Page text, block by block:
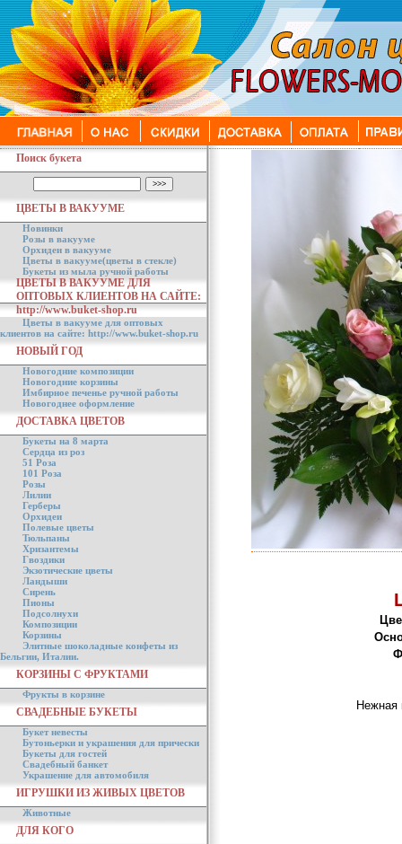
Поиск букета
ЦВЕТЫ В ВАКУУМЕ
Новинки
Розы в вакууме
Орхидеи в вакууме
Цветы в вакууме(цветы в стекле)
Букеты из мыла ручной работы
ЦВЕТЫ В ВАКУУМЕ ДЛЯ
ОПТОВЫХ КЛИЕНТОВ НА САЙТЕ:
http://www.buket-shop.ru
Цветы в вакууме для оптовых
клиентов на сайте: http://www.buket-shop.ru
НОВЫЙ ГОД
Новогодние композиции
Новогодние корзины
Имбирное печенье ручной работы
Новогоднее оформление
ДОСТАВКА ЦВЕТОВ
Букеты на 8 марта
Сердца из роз
51 Роза
101 Роза
Розы
Лилии
Герберы
Орхидеи
Полевые цветы
Тюльпаны
Хризантемы
Гвоздики
Экзотические цветы
Ландыши
Сирень
Пионы
Подсолнухи
Композиции
Корзины
Элитные шоколадные конфеты из
Бельгии, Италии.
КОРЗИНЫ С ФРУКТАМИ
Фрукты в корзине
СВАДЕБНЫЕ БУКЕТЫ
Букет невесты
Бутоньерки и украшения для прически
Букеты для гостей
Свадебный банкет
Украшение для автомобиля
ИГРУШКИ ИЗ ЖИВЫХ ЦВЕТОВ
Животные
ДЛЯ КОГО
Нежная